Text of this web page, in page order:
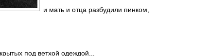
и мать и отца разбудили пинком,
под ветхой одеждой...